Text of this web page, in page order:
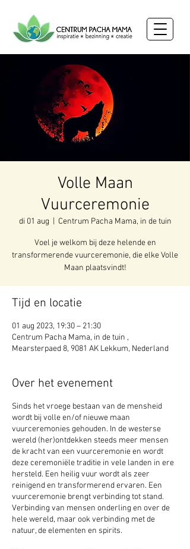
Volle Maan
Vuurceremonie
di 01 aug Centrum Pacha Mama, in de tuin
Voel je welkom bij deze helende en
transformerende vuurceremonie, die elke Volle
Maan plaatsvindt!
Tijd en locatie
01 aug 2023, 19:30 – 21:30
Centrum Pacha Mama, in de tuin ,
Mearsterpaed 8, 9081 AK Lekkum, Nederland
Over het evenement
Sinds het vroege bestaan van de mensheid
wordt bij volle en/of nieuwe maan
vuurceremonies gehouden. In de westerse
wereld (her)ontdekken steeds meer mensen
de kracht van een vuurceremonie en wordt
deze ceremoniële traditie in vele landen in ere
hersteld. Een heilig vuur wordt als zeer
reinigend en transformerend ervaren. Een
vuurceremonie brengt verbinding tot stand.
Verbinding van mensen onderling en over de
hele wereld, maar ook verbinding met de
natuur, de elementen en spirits.